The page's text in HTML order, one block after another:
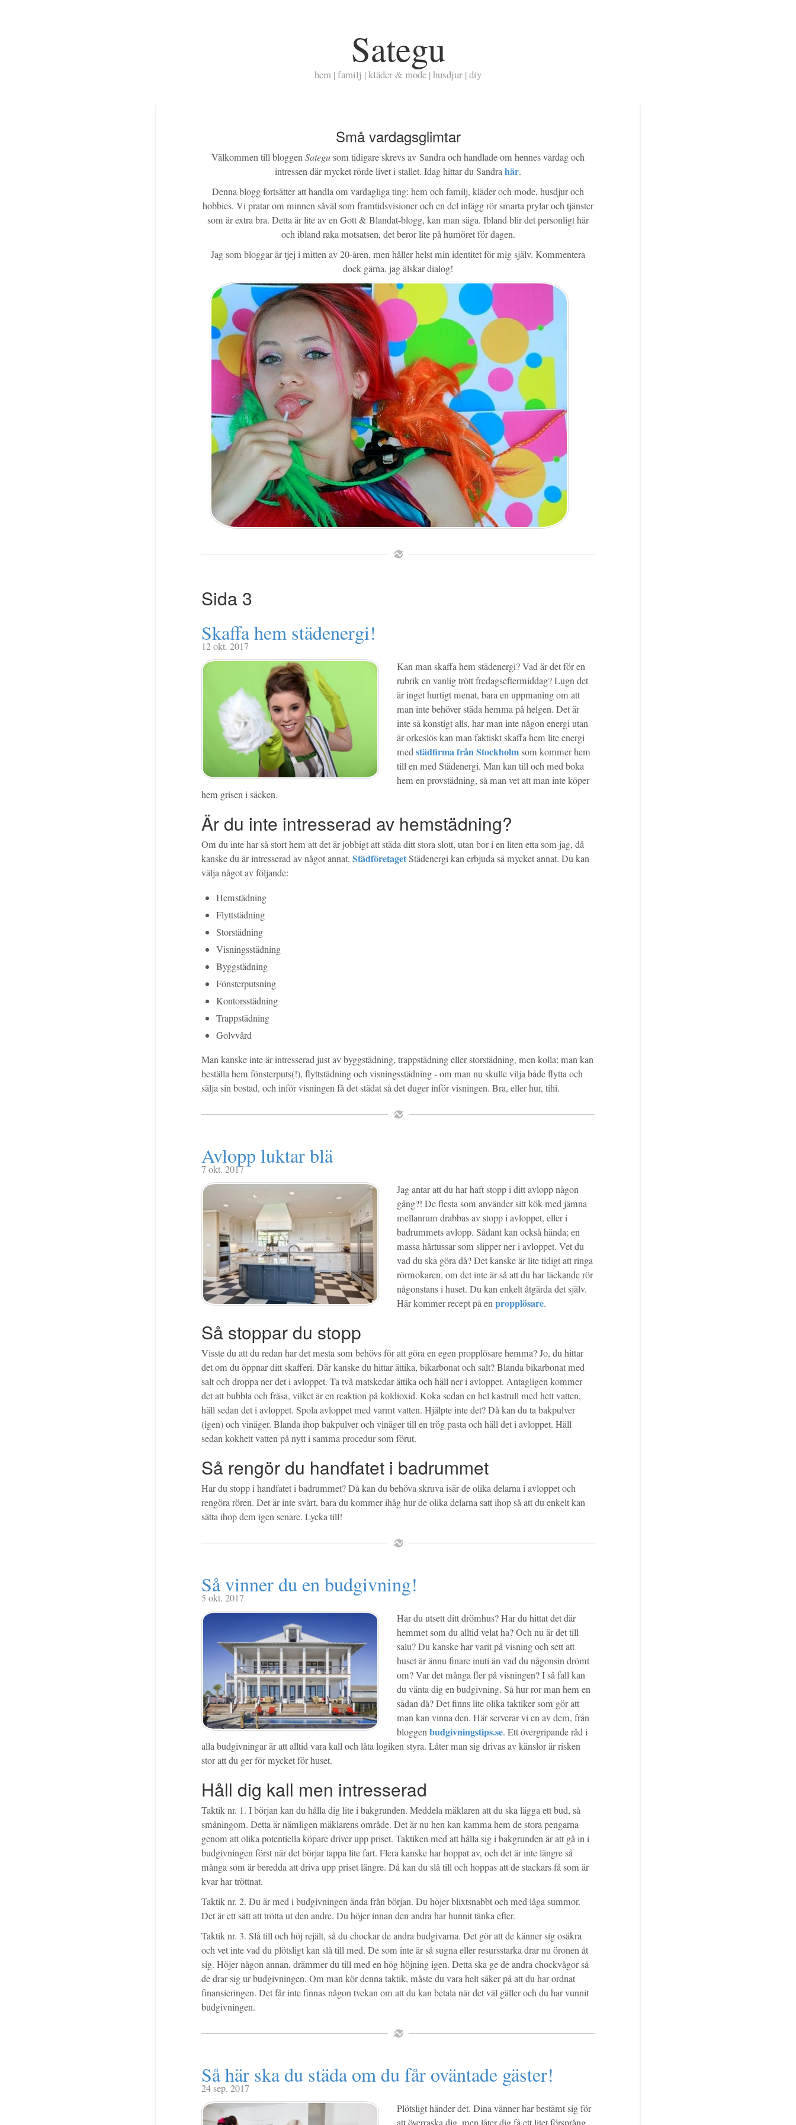
Sategu
hem | familj | kläder & mode | husdjur | diy
Små vardagsglimtar
Välkommen till bloggenSategusom tidigare skrevs av Sandra och handlade om hennes vardag och
intressen där mycket rörde livet i stallet. Idag hittar du Sandrahär.
Denna blogg fortsätter att handla om vardagliga ting: hem och familj, kläder och mode, husdjur och
hobbies. Vi pratar om minnen såväl som framtidsvisioner och en del inlägg rör smarta prylar och tjänster
som är extra bra. Detta är lite av en Gott & Blandat-blogg, kan man säga. Ibland blir det personligt här
och ibland raka motsatsen, det beror lite på humöret för dagen.
Jag som bloggar är tjej i mitten av 20-åren, men håller helst min identitet för mig själv. Kommentera
dock gärna, jag älskar dialog!
Sida 3
Skaffa hem städenergi!
12 okt. 2017
Kan man skaffa hem städenergi? Vad är det för en
rubrik en vanlig trött fredagseftermiddag? Lugn det
är inget hurtigt menat, bara en uppmaning om att
man inte behöver städa hemma på helgen. Det är
inte så konstigt alls, har man inte någon energi utan
är orkeslös kan man faktiskt skaffa hem lite energi
medstädfirma från Stockholmsom kommer hem
till en med Städenergi. Man kan till och med boka
hem en provstädning, så man vet att man inte köper
hem grisen i säcken.
Är du inte intresserad av hemstädning?
Om du inte har så stort hem att det är jobbigt att städa ditt stora slott, utan bor i en liten etta som jag, då
kanske du är intresserad av något annat.StädföretagetStädenergi kan erbjuda så mycket annat. Du kan
välja något av följande:
Hemstädning
Flyttstädning
Storstädning
Visningsstädning
Byggstädning
Fönsterputsning
Kontorsstädning
Trappstädning
Golvvård
Man kanske inte är intresserad just av byggstädning, trappstädning eller storstädning, men kolla; man kan
beställa hem fönsterputs(!), flyttstädning och visningsstädning - om man nu skulle vilja både flytta och
sälja sin bostad, och inför visningen få det städat så det duger inför visningen. Bra, eller hur, tihi.
Avlopp luktar blä
7 okt. 2017
Jag antar att du har haft stopp i ditt avlopp någon
gång?! De flesta som använder sitt kök med jämna
mellanrum drabbas av stopp i avloppet, eller i
badrummets avlopp. Sådant kan också hända; en
massa hårtussar som slipper ner i avloppet. Vet du
vad du ska göra då? Det kanske är lite tidigt att ringa
rörmokaren, om det inte är så att du har läckande rör
någonstans i huset. Du kan enkelt åtgärda det själv.
Här kommer recept på enpropplösare.
Så stoppar du stopp
Visste du att du redan har det mesta som behövs för att göra en egen propplösare hemma? Jo, du hittar
det om du öppnar ditt skafferi. Där kanske du hittar ättika, bikarbonat och salt? Blanda bikarbonat med
salt och droppa ner det i avloppet. Ta två matskedar ättika och häll ner i avloppet. Antagligen kommer
det att bubbla och fräsa, vilket är en reaktion på koldioxid. Koka sedan en hel kastrull med hett vatten,
häll sedan det i avloppet. Spola avloppet med varmt vatten. Hjälpte inte det? Då kan du ta bakpulver
(igen) och vinäger. Blanda ihop bakpulver och vinäger till en trög pasta och häll det i avloppet. Häll
sedan kokhett vatten på nytt i samma procedur som förut.
Så rengör du handfatet i badrummet
Har du stopp i handfatet i badrummet? Då kan du behöva skruva isär de olika delarna i avloppet och
rengöra rören. Det är inte svårt, bara du kommer ihåg hur de olika delarna satt ihop så att du enkelt kan
sätta ihop dem igen senare. Lycka till!
Så vinner du en budgivning!
5 okt. 2017
Har du utsett ditt drömhus? Har du hittat det där
hemmet som du alltid velat ha? Och nu är det till
salu? Du kanske har varit på visning och sett att
huset är ännu finare inuti än vad du någonsin drömt
om? Var det många fler på visningen? I så fall kan
du vänta dig en budgivning. Så hur ror man hem en
sådan då? Det finns lite olika taktiker som gör att
man kan vinna den. Här serverar vi en av dem, från
bloggenbudgivningstips.se. Ett övergripande råd i
alla budgivningar är att alltid vara kall och låta logiken styra. Låter man sig drivas av känslor är risken
stor att du ger för mycket för huset.
Håll dig kall men intresserad
Taktik nr. 1. I början kan du hålla dig lite i bakgrunden. Meddela mäklaren att du ska lägga ett bud, så
småningom. Detta är nämligen mäklarens område. Det är nu hen kan kamma hem de stora pengarna
genom att olika potentiella köpare driver upp priset. Taktiken med att hålla sig i bakgrunden är att gå in i
budgivningen först när det börjar tappa lite fart. Flera kanske har hoppat av, och det är inte längre så
många som är beredda att driva upp priset längre. Då kan du slå till och hoppas att de stackars få som är
kvar har tröttnat.
Taktik nr. 2. Du är med i budgivningen ända från början. Du höjer blixtsnabbt och med låga summor.
Det är ett sätt att trötta ut den andre. Du höjer innan den andra har hunnit tänka efter.
Taktik nr. 3. Slå till och höj rejält, så du chockar de andra budgivarna. Det gör att de känner sig osäkra
och vet inte vad du plötsligt kan slå till med. De som inte är så sugna eller resursstarka drar nu öronen åt
sig. Höjer någon annan, drämmer du till med en hög höjning igen. Detta ska ge de andra chockvågor så
de drar sig ur budgivningen. Om man kör denna taktik, måste du vara helt säker på att du har ordnat
finansieringen. Det får inte finnas någon tvekan om att du kan betala när det väl gäller och du har vunnit
budgivningen.
Så här ska du städa om du får oväntade gäster!
24 sep. 2017
Plötsligt händer det. Dina vänner har bestämt sig för